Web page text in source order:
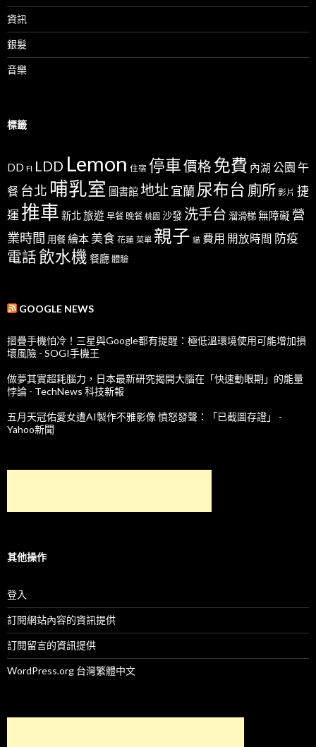
資訊
銀髮
音樂
標籤
DD FI LDD Lemon 住宿 停車價格 免費 內湖 公園 午
餐 台北 哺乳室 圖書館地址宜蘭尿布台 廁所 影片 捷
運 推車 新北旅遊 早餐 晚餐 桃園 沙發 洗手台 溜滑梯無障礙 營
業時間 用餐繪本 美食 花蓮 菜單 親子 貓 費用 開放時間 防疫
電話飲水機 餐廳 體驗
GOOGLE NEWS
摺疊手機怕冷！三星與Google都有提醒：極低溫環境使用可能增加損
壞風險 - SOGI手機王
做夢其實超耗腦力，日本最新研究揭開大腦在「快速動眼期」的能量
悖論 - TechNews 科技新報
五月天冠佑愛女遭AI製作不雅影像 憤怒發聲：「已截圖存證」 -
Yahoo新聞
其他操作
登入
訂閱網站內容的資訊提供
訂閱留言的資訊提供
WordPress.org 台灣繁體中文